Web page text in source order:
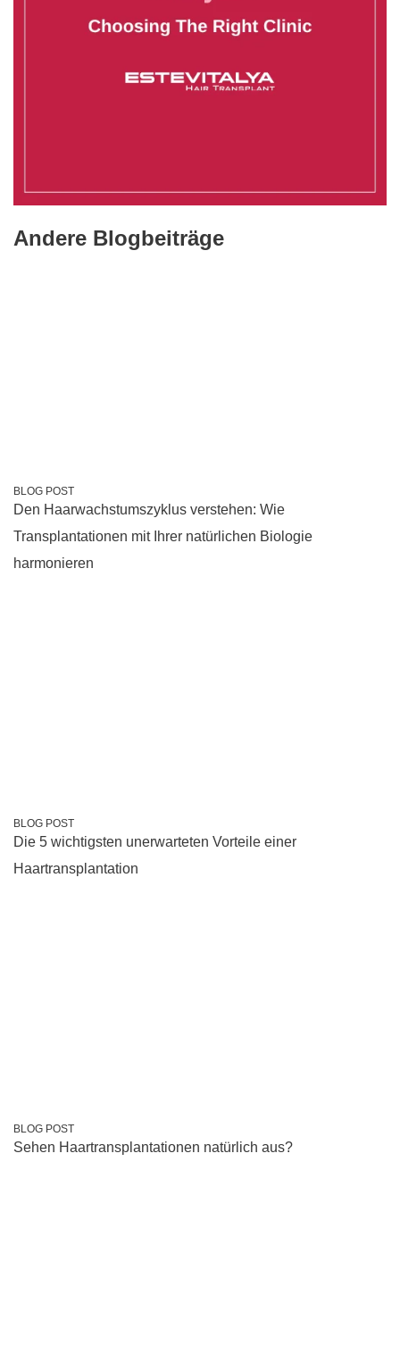
Andere Blogbeiträge
BLOG POST
Den Haarwachstumszyklus verstehen: Wie
Transplantationen mit Ihrer natürlichen Biologie
harmonieren
BLOG POST
Die 5 wichtigsten unerwarteten Vorteile einer
Haartransplantation
BLOG POST
Sehen Haartransplantationen natürlich aus?